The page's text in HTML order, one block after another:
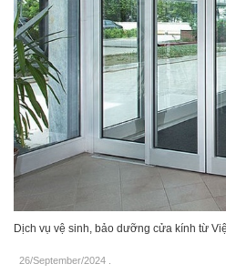
Dịch vụ vệ sinh, bảo dưỡng cửa kính từ
26/September/2024